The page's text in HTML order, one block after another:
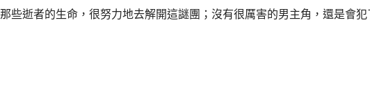
逝者的生命，很努力地去解開這謎團；沒有很厲害的男主角，還是會